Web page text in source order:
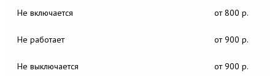
Не включается от 800 р.
Не работает от 900 р.
Не выключается от 900 р.